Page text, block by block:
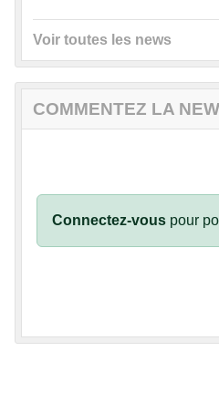
Voir toutes les news
COMMENTEZ LA
Connectez-vous pour